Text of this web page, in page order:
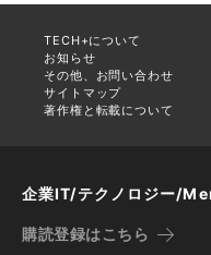
TECH+について
お知らせ
その他、お問い合わせ
サイトマップ
著作権と転載について
企業IT/テクノロジー/
購読登録はこちら